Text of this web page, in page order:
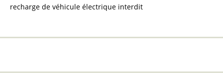
recharge de véhicule électrique interdit